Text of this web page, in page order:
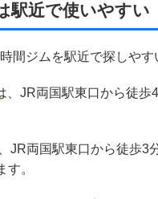
駅近で使いやすい
間ジムを駅近で探しやす
、JR両国駅東口から徒歩
JR両国駅東口から徒歩3
。